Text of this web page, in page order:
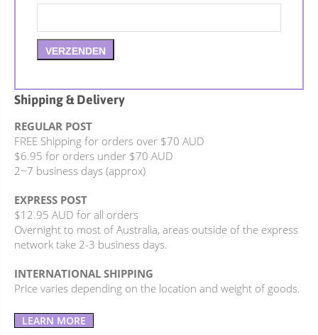
Shipping & Delivery
REGULAR POST
FREE Shipping for orders over $70 AUD
$6.95 for orders under $70 AUD
2~7 business days (approx)
EXPRESS POST
$12.95 AUD for all orders
Overnight to most of Australia, areas outside of the express
network take 2-3 business days.
INTERNATIONAL SHIPPING
Price varies depending on the location and weight of goods.
LEARN MORE